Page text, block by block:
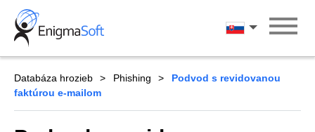
Skip
content
Slovenčina
Databáza hrozieb Phishing
Podvod s revidovanou
faktúrou e-mailom